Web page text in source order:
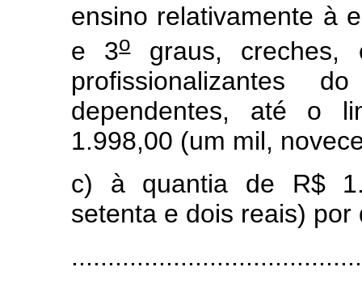
ensino relativamente à
e 3ograus, creches,
profissionalizantes
dependentes, até o
1.998,00 (um mil,
c) à quantia de R$
setenta e dois reais) por